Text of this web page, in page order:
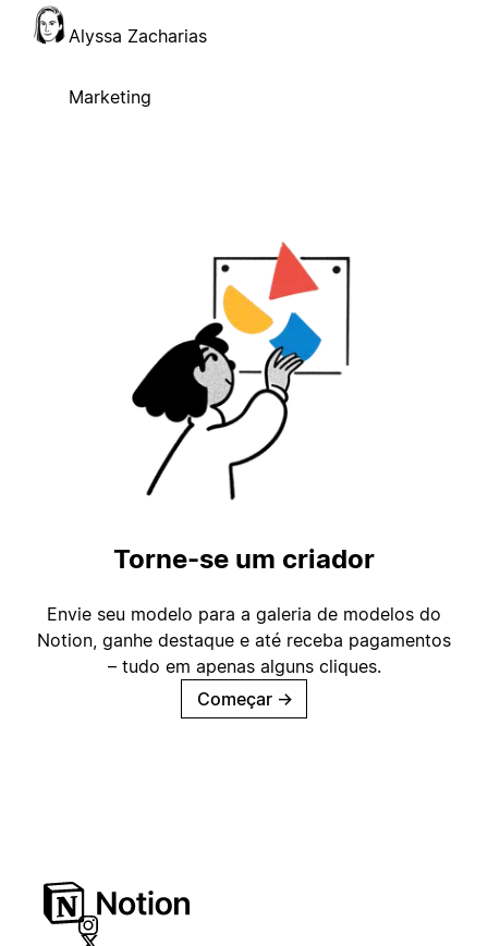
Alyssa Zacharias
Marketing
Torne-se um criador
Envie seu modelo para a galeria de modelos do
Notion, ganhe destaque e até receba pagamentos
– tudo em apenas alguns cliques.
Começar →